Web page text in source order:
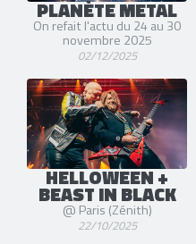
PLANÈTE METAL
On refait l'actu du 24 au 30
novembre 2025
02/12/2025
HELLOWEEN +
BEAST IN BLACK
@ Paris (Zénith)
22/10/2025